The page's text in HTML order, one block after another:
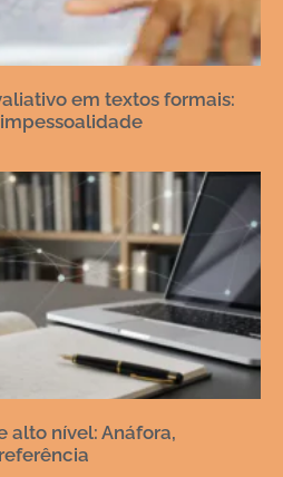
em textos formais:
alto nível: Anáfora,